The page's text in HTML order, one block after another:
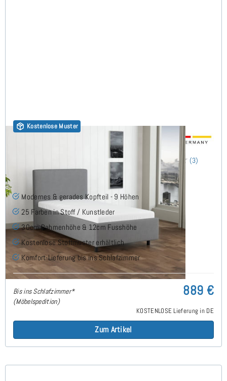
Kostenlose Muster
Arminius Polsterbett 90x210 cm (3)
Modernes & gerades Kopfteil - 9 Höhen
25 Farben in Stoff / Kunstleder
30cm Rahmenhöhe & 12cm Fusshöhe
Kostenlose Stoffmuster erhältlich
Komfort-Lieferung bis ins Schlafzimmer
Bis ins Schlafzimmer*
(Möbelspedition)
889 €
KOSTENLOSE Lieferung in DE
Zum Artikel